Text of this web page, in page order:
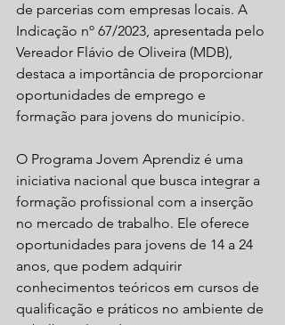
de parcerias com empresas locais. A
Indicação nº 67/2023, apresentada pelo
Vereador Flávio de Oliveira (MDB),
destaca a importância de proporcionar
oportunidades de emprego e
formação para jovens do município.
O Programa Jovem Aprendiz é uma
iniciativa nacional que busca integrar a
formação profissional com a inserção
no mercado de trabalho. Ele oferece
oportunidades para jovens de 14 a 24
anos, que podem adquirir
conhecimentos teóricos em cursos de
qualificação e práticos no ambiente de